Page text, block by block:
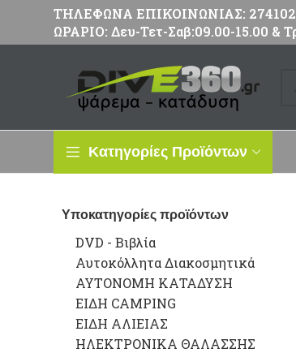
ΤΗΛΕΦΩΝΑ ΕΠΙΚΟΙΝΩΝΙΑΣ:
ΩΡΑΡΙΟ: Δευ-Τετ-Σαβ:09.00-15.00 &
Κατηγορίες Προϊόντων
Υποκατηγορίες προϊόντων
DVD - Βιβλία
Αυτοκόλλητα Διακοσμητικά
ΑΥΤΟΝΟΜΗ ΚΑΤΑΔΥΣΗ
ΕΙΔΗ CAMPING
ΕΙΔΗ ΑΛΙΕΙΑΣ
ΗΛΕΚΤΡΟΝΙΚΑ ΘΑΛΑΣΣΗΣ